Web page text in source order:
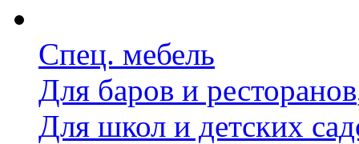
Спец. мебель
Для баров и ресторанов
Для школ и детских